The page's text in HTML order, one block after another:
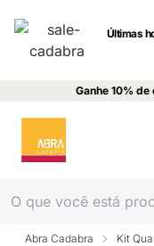
Últimas
Ganhe 10%
Abra Cadabra Kit